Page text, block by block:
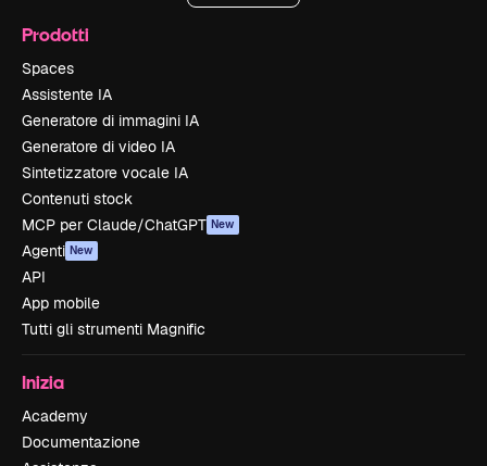
Prodotti
Spaces
Assistente IA
Generatore di immagini IA
Generatore di video IA
Sintetizzatore vocale IA
Contenuti stock
MCP per Claude/ChatGPT New
Agenti New
API
App mobile
Tutti gli strumenti Magnific
Inizia
Academy
Documentazione